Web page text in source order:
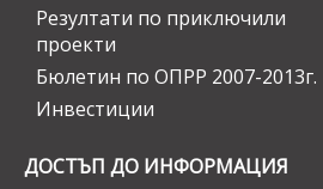
Резултати по приключили
проекти
Бюлетин по ОПРР 2007-2013г.
Инвестиции
ДОСТЪП ДО ИНФОРМАЦИЯ